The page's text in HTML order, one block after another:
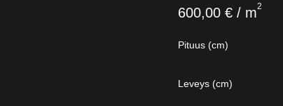
600,00 € / m2
Pituus (cm)
Leveys (cm)